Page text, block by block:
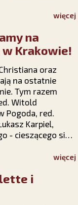
że polska
pokona wszelkie
więcej
na
Krakowie!
oraz
na ostatnie
Tym razem
Witold
Pogoda, red.
Karpiel,
- cieszącego się
Polsce - cyklu
sześciu
więcej
i